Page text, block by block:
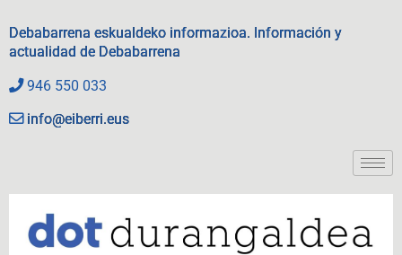
Debabarrena eskualdeko informazioa. Información y
actualidad de Debabarrena
946 550 033
info@eiberri.eus